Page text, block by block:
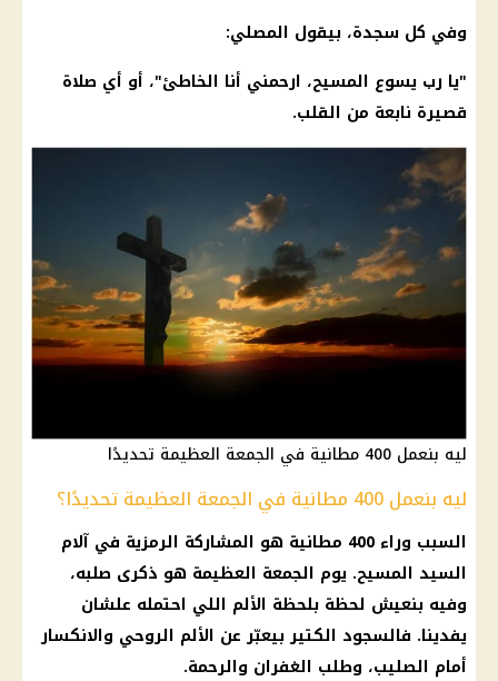
وفي كل سجدة، بيقول المصلي:
"يا رب يسوع المسيح، ارحمني أنا الخاطئ"، أو أي صلاة
قصيرة نابعة من القلب.
ليه بنعمل 400 مطانية في الجمعة العظيمة تحديدًا
ليه بنعمل 400 مطانية في الجمعة العظيمة تحديدًا؟
السبب وراء 400 مطانية هو المشاركة الرمزية في آلام
السيد المسيح. يوم الجمعة العظيمة هو ذكرى صلبه،
وفيه بنعيش لحظة بلحظة الألم اللي احتمله علشان
يفدينا. فالسجود الكتير بيعبّر عن الألم الروحي والانكسار
أمام الصليب، وطلب الغفران والرحمة.